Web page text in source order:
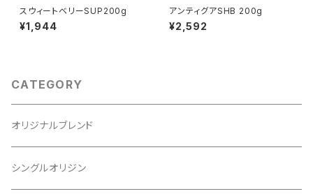
スウィートベリーSUP200g
¥1,944
アンティグアSHB 200g
¥2,592
CATEGORY
オリジナルブレンド
シングルオリジン